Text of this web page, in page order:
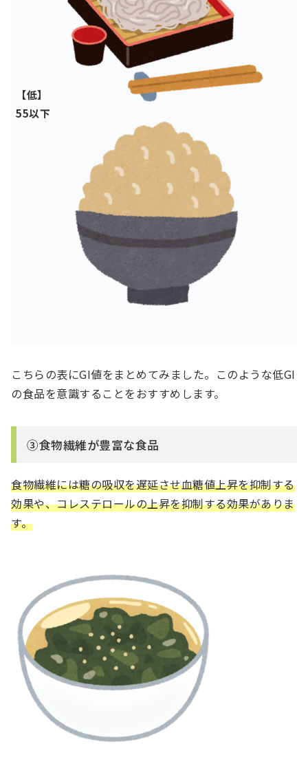
【低】
55以下
こちらの表にGI値をまとめてみました。このような低GI
の食品を意識することをおすすめします。
③食物繊維が豊富な食品
食物繊維には糖の吸収を遅延させ血糖値上昇を抑制する
効果や、コレステロールの上昇を抑制する効果がありま
す。